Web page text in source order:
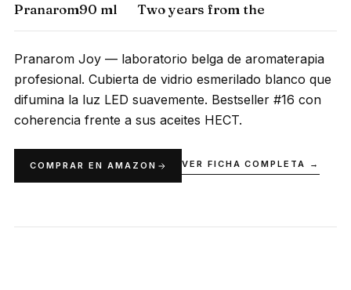
Pranarom90 ml Two years from the
Pranarom Joy — laboratorio belga de aromaterapia
profesional. Cubierta de vidrio esmerilado blanco que
difumina la luz LED suavemente. Bestseller #16 con
coherencia frente a sus aceites HECT.
COMPRAR EN AMAZON VER FICHA COMPLETA →